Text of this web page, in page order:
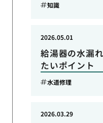
知識
給湯器の水漏
たいポイント
2026.05.01
水道修理
2026.03.29